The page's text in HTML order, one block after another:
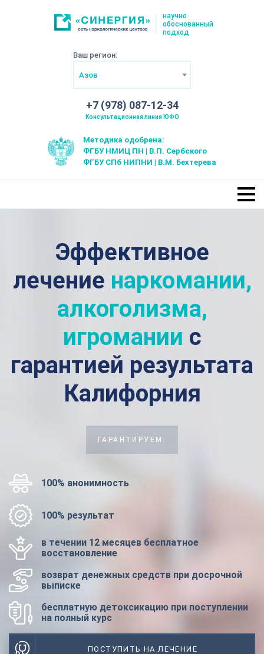
научно
обоснованный
подход
Ваш регион:
Азов
+7 (978) 087-12-34
Консультационная линия ЮФО
Методика одобрена:
ФГБУ НМИЦ ПН | В.П. Сербского
ФГБУ СПб НИПНИ | В.М. Бехтерева
Эффективное
лечение наркомании,
алкоголизма,
игромании с
гарантией результата
Калифорния
ГАРАНТИРУЕМ:
100% анонимность
100% результат
в течении 12 месяцев бесплатное
восстановление
возврат денежных средств при досрочной
выписке
бесплатную детоксикацию при поступлении
на полный курс
ПОСТУПИТЬ НА ЛЕЧЕНИЕ